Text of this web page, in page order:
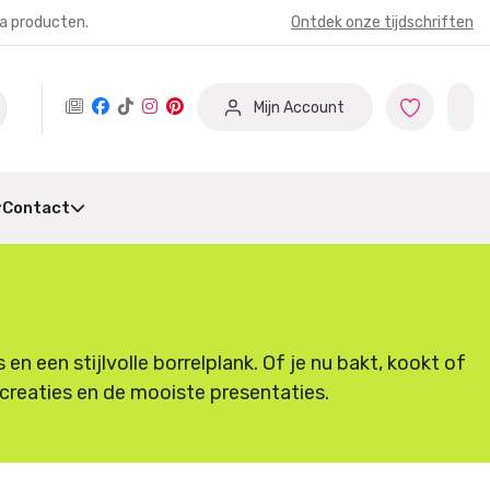
producten. Ontdek onze tijdschriften
Mijn Account
Contact
en een stijlvolle borrelplank. Of je nu bakt, kookt of
en de mooiste presentaties.